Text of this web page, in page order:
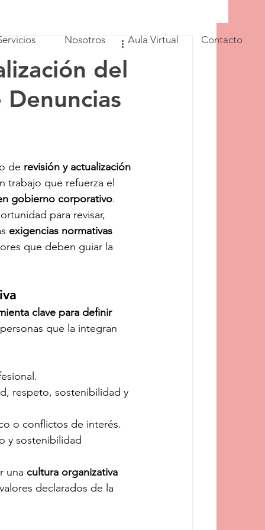
Nosotros Aula Virtual Contacto
del
de revisión y actualización
trabajo que refuerza el
gobierno corporativo.
para revisar,
exigencias normativas
que deben guiar la
clave para definir
que la integran
respeto, sostenibilidad y
o conflictos de interés.
y sostenibilidad
una cultura organizativa
declarados de la